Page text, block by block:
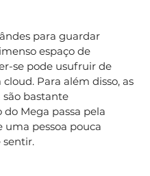
para guardar
espaço de
se pode usufruir de
cloud. Para além disso, as
bastante
do Mega passa pela
pessoa pouca
sentir.